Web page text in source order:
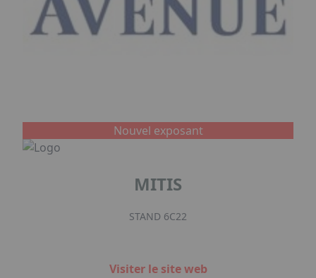
Nouvel exposant
MITIS
STAND 6C22
Visiter le site web